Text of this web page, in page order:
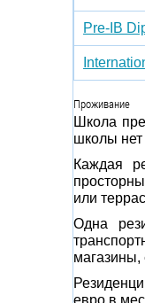
Pre-IB
Проживание
Школа
школы нет
Каждая
или
Одна
магазины,
евро в